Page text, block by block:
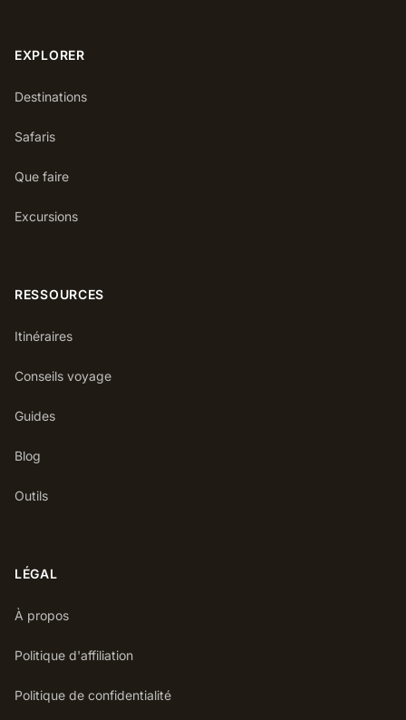
EXPLORER
Destinations
Safaris
Que faire
Excursions
RESSOURCES
Itinéraires
Conseils voyage
Guides
Blog
Outils
LÉGAL
À propos
Politique d'affiliation
Politique de confidentialité